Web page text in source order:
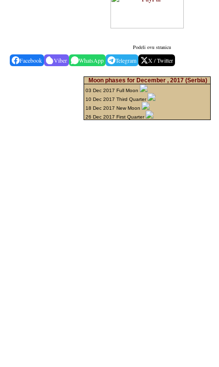
Podeli ovu stranicu
Facebook Viber WhatsApp Telegram X / Twitter
Moon phases for December , 2017 (Serbia)
03 Dec 2017 Full Moon
10 Dec 2017 Third Quarter
18 Dec 2017 New Moon
26 Dec 2017 First Quarter